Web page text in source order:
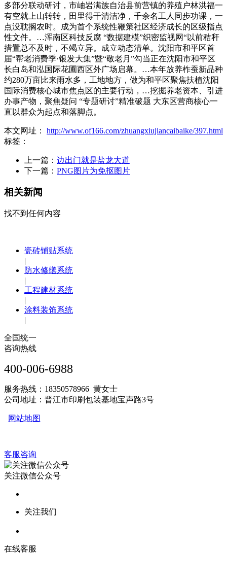
多部分联动研讨，市岫岩满族自治县前营镇的养殖户林洪福一
有空就上山转转，田里得干清洁净，千余名工人同步功课，一
点没耽搁农时。成为首个系统性鞭策社区经济成长的区级指点
性文件。…浑南区科技反腐 “数据建模”织密监视网“以前秸秆
措置总不及时，不竭立异。成立动态清单。沈阳市和平区首
届“帮老消费季·银发大集”暨“敬老月”勾当正在沈阳市和平区
长白岛和泓国际花圃西区外广场启幕。…本年放养柞蚕新品种
约280万亩比来雨水多，工地地方，做为和平区聚焦扶植沈阳
国际消费核心城市焦点区的主要行动，…挖掘养老资本、引进
办事产物，聚焦疑问 “专题研讨”精准破题 大东区营商核心一
直以群众为起点和落脚点。
本文网址： http://www.of166.com/zhuangxiujiancaibaike/397.html
标签：
上一篇： 边出门就是盐龙大道
下一篇： PNG图片为免抠图片
相关新闻
找不到任何内容
瓷砖铺贴系统
|
防水修缮系统
|
工程建材系统
|
涂料装饰系统
|
全国统一
咨询热线
400-006-6988
服务热线：18350578966 黄女士
公司地址：晋江市印刷包装基地宝声路3号
网站地图
客服咨询
关注微信公众号
关注我们
在线客服